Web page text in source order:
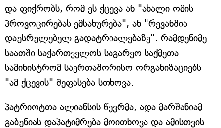
და ფიქრობს, რომ ეს ქცევა ან "ახალი ომის
პროვოცირებას ემსახურება", ან "რევანშია
დაუსრულებელ გადატრიალებაზე". რამდენიმე
საათში საქართველოს საგარეო საქმეთა
სამინისტრომ საერთაშორისო ორგანიზაციებს
"ამ ქცევის" შეფასება სთხოვა.
პატრიოტთა ალიანსის წევრმა, ადა მარშანიამ
გაბუნიას დაპატიმრება მოითხოვა და ამისთვის